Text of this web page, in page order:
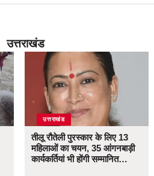
उत्तराखंड
उत्तराखंड
तीलू रौतेली पुरस्कार के लिए 13
महिलाओं का चयन, 35 आंगनबाड़ी
कार्यकर्तियां भी होंगी सम्मानित…